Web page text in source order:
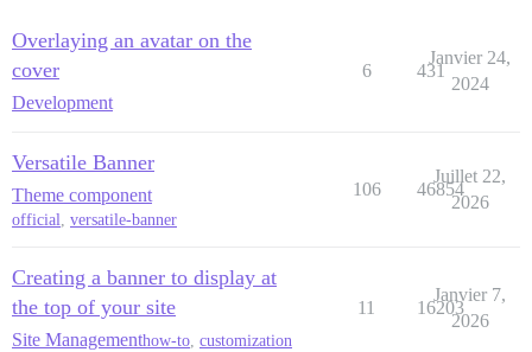
Overlaying an avatar on the
cover
Development
6 431
Janvier 24,
2024
Versatile Banner
Theme component
official, versatile-banner
106 46854
Juillet 22,
2026
Creating a banner to display at
the top of your site
Site Managementhow-to customization
11 16203
Janvier 7,
2026